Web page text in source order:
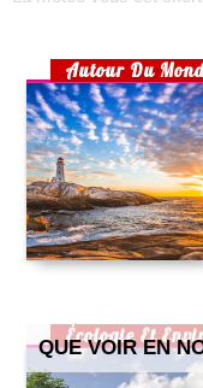
rhumatisme,
choisir un lit pour
préparer un lit
aménager une
la maison écologique
cuisine pour enfants
petite cuisine : nos
comment prendre
Autour Du
QUE VOIR EN
Écologie Et